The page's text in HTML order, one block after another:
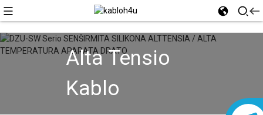
Alta Tensio
Kablo